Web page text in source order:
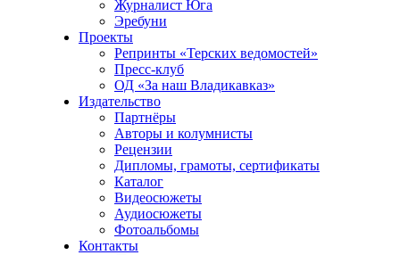
Журналист Юга
Эребуни
Проекты
Репринты «Терских ведомостей»
Пресс-клуб
ОД «За наш Владикавказ»
Издательство
Партнёры
Авторы и колумнисты
Рецензии
Дипломы, грамоты, сертификаты
Каталог
Видеосюжеты
Аудиосюжеты
Фотоальбомы
Контакты